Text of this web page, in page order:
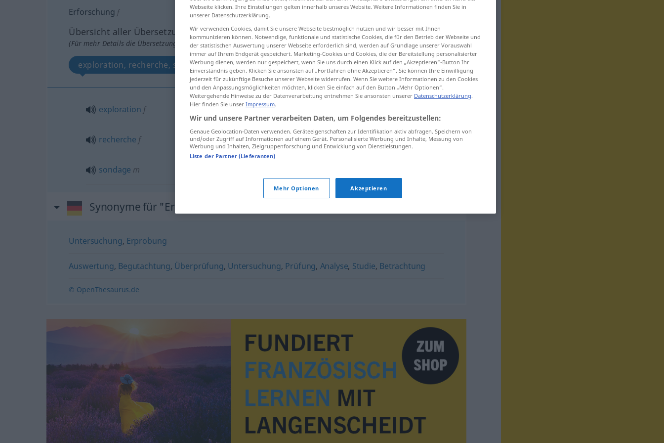
Erforschung f
Übersicht aller Übersetzungen
(Für mehr Details die Übersetzung anklicken/antippen)
exploration, recherche, sondage
exploration f
recherche f Erforschung
sondage m
Synonyme für "Erforschung"
Untersuchung, Erprobung
Auswertung, Begutachtung, Überprüfung, Untersuchung, Prüfung, Analyse, Studie, Betrachtung
© OpenThesaurus.de
Webseite klicken. Ihre Einstellungen gelten innerhalb unseres Website. Weitere Informationen finden Sie in
unserer Datenschutzerklärung.
Wir verwenden Cookies, damit Sie unsere Webseite bestmöglich nutzen und wir besser mit Ihnen
kommunizieren können. Notwendige, funktionale und statistische Cookies, die für den Betrieb der Webseite und
der statistischen Auswertung unserer Webseite erforderlich sind, werden auf Grundlage unserer Vorauswahl
immer auf Ihrem Endgerät gespeichert. Marketing-Cookies und Cookies, die der Bereitstellung personalisierter
Werbung dienen, werden nur gespeichert, wenn Sie uns durch einen Klick auf den „Akzeptieren“-Button Ihr
Einverständnis geben. Klicken Sie ansonsten auf „Fortfahren ohne Akzeptieren“. Sie können Ihre Einwilligung
jederzeit für zukünftige Besuche unserer Webseite widerrufen. Wenn Sie weitere Informationen zu den Cookies
und den Anpassungsmöglichkeiten möchten, klicken Sie einfach auf den Button „Mehr Optionen“.
Weitergehende Hinweise zu der Datenverarbeitung entnehmen Sie ansonsten unserer Datenschutzerklärung.
Hier finden Sie unser Impressum.
Wir und unsere Partner verarbeiten Daten, um Folgendes bereitzustellen:
Genaue Geolocation-Daten verwenden. Geräteeigenschaften zur Identifikation aktiv abfragen. Speichern von
und/oder Zugriff auf Informationen auf einem Gerät. Personalisierte Werbung und Inhalte, Messung von
Werbung und Inhalten, Zielgruppenforschung und Entwicklung von Dienstleistungen.
Liste der Partner (Lieferanten)
Mehr Optionen Akzeptieren